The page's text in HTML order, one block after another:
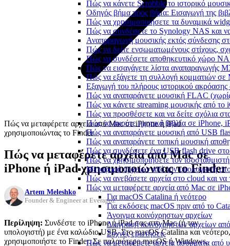
Πώς να κάνετε Scrobble το ιστορικό
Οδηγός βήμα προς βήμα: Εισαγωγή της
Πώς να χρησιμοποιήσετε τα δυναμικά
Πώς να συνδέσετε το Synology NAS και
Αναπαραγωγή μουσικής εκτός σύνδεσης
Πώς να δείτε ενσωματωμένους στίχους,
Πώς να συνδέσετε αποθηκευτικό χώρο
Πώς να εισαγάγετε λίστα αναπαραγωγής
Πώς να εξάγετε τη συλλογή κομματιών
Εξαγωγή του πλήρους ιστορικού
Πώς να αναπαράγετε μουσική FLAC
Πώς να κάνετε streaming μουσικής από
Πώς να προσθέσετε και να δείτε σχόλια
Πώς να ακούτε ηχητικά βιβλία σε iPhone,
Πώς να αναπαράγετε μουσική από USB
Πώς να αναπαράγετε τοπική μουσική
Πώς να συνδέσετε ένα USB flash drive στο
Πώς να χρησιμοποιήσετε τον
Μεταφορά αρχείων από τον υπολογιστή
Πώς να ανεβάσετε αρχεία στο cloud και
Πώς να μεταφέρετε αρχεία από Mac σε
Για macOS Catalina ή νεότερο
Για εκδόσεις macOS πριν από το
Άνοιγμα κοινόχρηστων αρχείων
Διαγραφή κοινόχρηστων αρχείων
Συχνές ερωτήσεις
Πώς να μεταφέρετε αρχεία ασύρματα από
Πώς να μεταφέρετε αρχεία από Mac σε iPhone ή iPad
χρησιμοποιώντας το Finder
Πώς να μεταφέρετε αρχεία από Mac σε
iPhone ή iPad χρησιμοποιώντας το Finder
Artem Meleshko
Founder & Engineer at Everappz
Περίληψη: Συνδέστε το iPhone ή iPad σας στο Mac (ή τον
υπολογιστή) με ένα καλώδιο USB. Στο macOS Catalina και νεότερο,
χρησιμοποιήστε το Finder. Σε παλαιότερο macOS ή Windows,